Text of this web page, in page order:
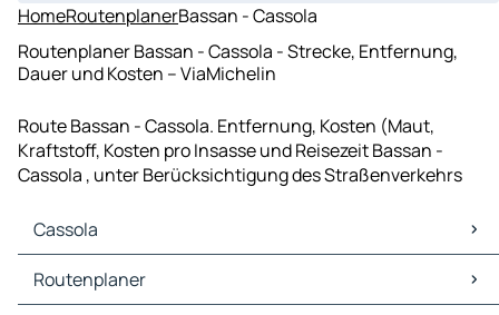
HomeRoutenplanerBassan - Cassola
Routenplaner Bassan - Cassola - Strecke, Entfernung,
Dauer und Kosten – ViaMichelin
Route Bassan - Cassola. Entfernung, Kosten (Maut,
Kraftstoff, Kosten pro Insasse und Reisezeit Bassan -
Cassola , unter Berücksichtigung des Straßenverkehrs
Cassola
Cassola Karten Stadtplan
Cassola Verkehr
Routenplaner